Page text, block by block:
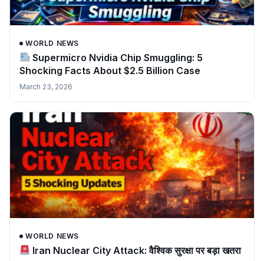
WORLD NEWS
Supermicro Nvidia Chip Smuggling: 5
Shocking Facts About $2.5 Billion Case
March 23, 2026
WORLD NEWS
Iran Nuclear City Attack: वैश्विक सुरक्षा पर बड़ा खतरा